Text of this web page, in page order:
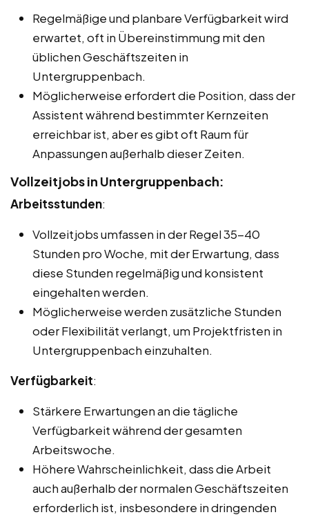
Regelmäßige und planbare Verfügbarkeit wird
erwartet, oft in Übereinstimmung mit den
üblichen Geschäftszeiten in
Untergruppenbach.
Möglicherweise erfordert die Position, dass der
Assistent während bestimmter Kernzeiten
erreichbar ist, aber es gibt oft Raum für
Anpassungen außerhalb dieser Zeiten.
Vollzeitjobs in Untergruppenbach:
Arbeitsstunden:
Vollzeitjobs umfassen in der Regel 35-40
Stunden pro Woche, mit der Erwartung, dass
diese Stunden regelmäßig und konsistent
eingehalten werden.
Möglicherweise werden zusätzliche Stunden
oder Flexibilität verlangt, um Projektfristen in
Untergruppenbach einzuhalten.
Verfügbarkeit:
Stärkere Erwartungen an die tägliche
Verfügbarkeit während der gesamten
Arbeitswoche.
Höhere Wahrscheinlichkeit, dass die Arbeit
auch außerhalb der normalen Geschäftszeiten
erforderlich ist, insbesondere in dringenden